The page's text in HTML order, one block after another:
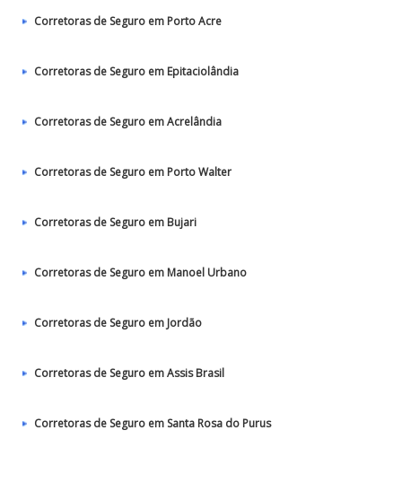
Corretoras de Seguro em Porto Acre
Corretoras de Seguro em Epitaciolândia
Corretoras de Seguro em Acrelândia
Corretoras de Seguro em Porto Walter
Corretoras de Seguro em Bujari
Corretoras de Seguro em Manoel Urbano
Corretoras de Seguro em Jordão
Corretoras de Seguro em Assis Brasil
Corretoras de Seguro em Santa Rosa do Purus